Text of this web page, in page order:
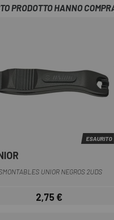
PRODOTTO HANNO
ESAURITO
UNIOR NEGROS 2UDS
Prezzo
2,75 €